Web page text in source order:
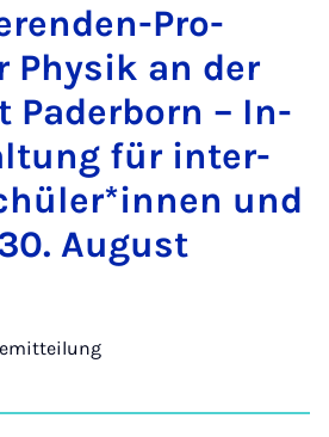
Pro­
Phy­sik an der
Pa­der­born – In­
für in­ter­
und
Au­gust